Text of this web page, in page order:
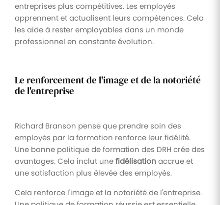
entreprises plus compétitives. Les employés
apprennent et actualisent leurs compétences. Cela
les aide à rester employables dans un monde
professionnel en constante évolution.
Le renforcement de l'image et de la notoriété
de l'entreprise
Richard Branson pense que prendre soin des
employés par la formation renforce leur fidélité.
Une bonne politique de formation des DRH crée des
avantages. Cela inclut unefidélisation accrue et
une satisfaction plus élevée des employés.
Cela renforce l'image et la notoriété de l'entreprise.